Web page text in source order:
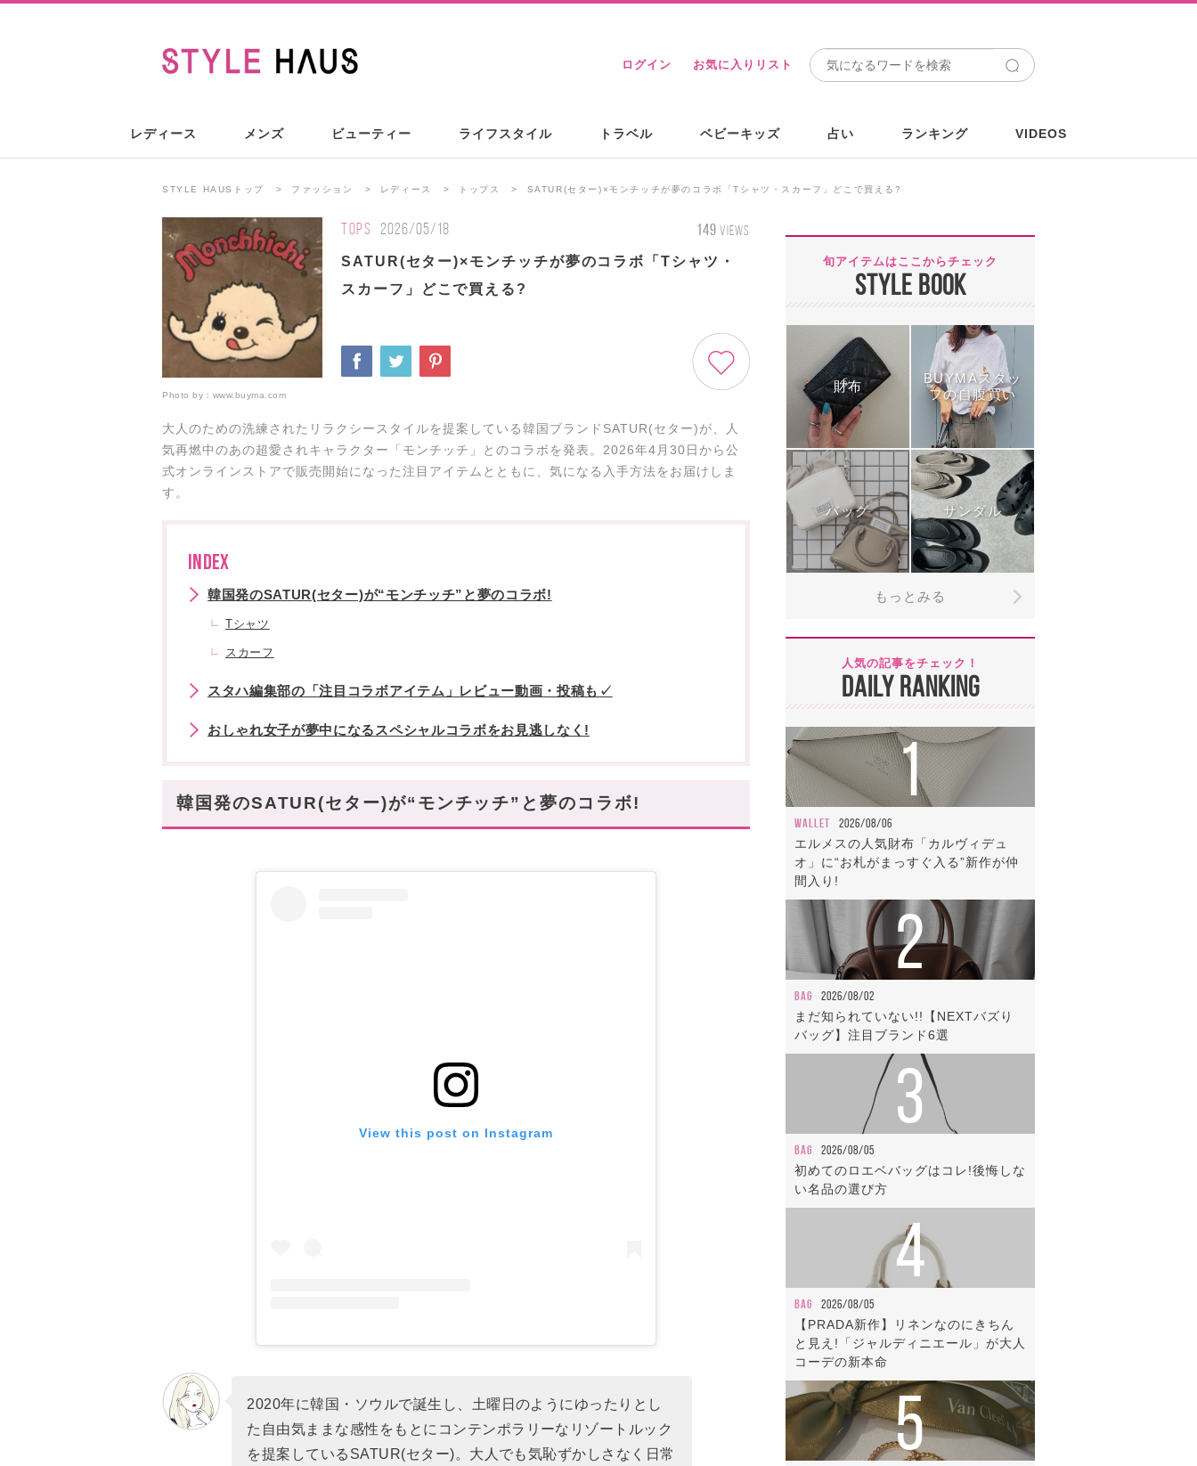
ログイン お気に入りリスト
レディース メンズ ビューティー ライフスタイル トラベル ベビーキッズ 占い ランキング VIDEOS
STYLE HAUSトップ ファッション レディース トップス SATUR(セター)×モンチッチが夢のコラボ「Tシャツ・スカーフ」どこで買える?
TOPS 2026/05/18 149 VIEWS
SATUR(セター)×モンチッチが夢のコラボ「Tシャツ・
スカーフ」どこで買える?
Photo by： www.buyma.com
大人のための洗練されたリラクシースタイルを提案している韓国ブランドSATUR(セター)が、人
気再燃中のあの超愛されキャラクター「モンチッチ」とのコラボを発表。2026年4月30日から公
式オンラインストアで販売開始になった注目アイテムとともに、気になる入手方法をお届けしま
す。
INDEX
韓国発のSATUR(セター)が“モンチッチ”と夢のコラボ!
Tシャツ
スカーフ
スタハ編集部の「注目コラボアイテム」レビュー動画・投稿も✓
おしゃれ女子が夢中になるスペシャルコラボをお見逃しなく!
韓国発のSATUR(セター)が“モンチッチ”と夢のコラボ!
View this post on Instagram
2020年に韓国・ソウルで誕生し、土曜日のようにゆったりとし
た自由気ままな感性をもとにコンテンポラリーなリゾートルック
を提案しているSATUR(セター)。大人でも気恥ずかしさなく日常
旬アイテムはここからチェック
STYLE BOOK
財布
BUYMAスタッ
フの自腹買い
バッグ サンダル
もっとみる
人気の記事をチェック！
DAILY RANKING
1
WALLET 2026/08/06
エルメスの人気財布「カルヴィデュ
オ」に“お札がまっすぐ入る”新作が仲
間入り!
2
BAG 2026/08/02
まだ知られていない!!【NEXTバズり
バッグ】注目ブランド6選
3
BAG 2026/08/05
初めてのロエベバッグはコレ!後悔しな
い名品の選び方
4
BAG 2026/08/05
【PRADA新作】リネンなのにきちん
と見え!「ジャルディニエール」が大人
コーデの新本命
5